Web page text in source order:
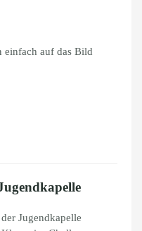
einfach auf das Bild
Jugendkapelle